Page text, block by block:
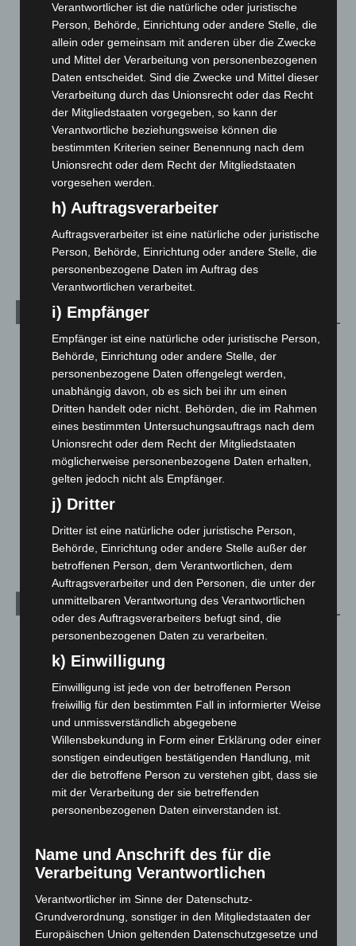
5. August 2026
Mann läuft mit Hockeyschläger über A7 – Polizei sucht
Zeugen
5. August 2026
Celle: Mensch stirbt bei Bagger-Unfall auf Baustelle
5. August 2026
Gasleitung bei McDonald’s-Umbau in Langenhagen
Anklage nach Abschaltung von „Archetyp Market“ erhoben
3. August 2026
Kategorien
Blaulicht
2.799
Corona-News
Hannover und Region
Langenhagen und Ortsteile
Leserbriefe
Menschen
Veranstaltungen
Archiv
August 2026(12)
Juli 2026 (73)
Juni 2026(139)
Mai 2026(99)
April 2026
(99)
März 2026(115)
Februar 2026(109)
Januar 2026(122)
November 2025 (114)
Oktober 2025(112)
September 2025(93)
August 2025(90)
Verantwortlicher ist die natürliche oder juristische
Person, Behörde, Einrichtung oder andere Stelle, die
allein oder gemeinsam mit anderen über die Zwecke
und Mittel der Verarbeitung von personenbezogenen
Daten entscheidet. Sind die Zwecke und Mittel dieser
Verarbeitung durch das Unionsrecht oder das Recht
der Mitgliedstaaten vorgegeben, so kann der
Verantwortliche beziehungsweise können die
bestimmten Kriterien seiner Benennung nach dem
Unionsrecht oder dem Recht der Mitgliedstaaten
vorgesehen werden.
h) Auftragsverarbeiter
Auftragsverarbeiter ist eine natürliche oder juristische
Person, Behörde, Einrichtung oder andere Stelle, die
personenbezogene Daten im Auftrag des
Verantwortlichen verarbeitet.
i) Empfänger
Empfänger ist eine natürliche oder juristische Person,
Behörde, Einrichtung oder andere Stelle, der
personenbezogene Daten offengelegt werden,
unabhängig davon, ob es sich bei ihr um einen
Dritten handelt oder nicht. Behörden, die im Rahmen
eines bestimmten Untersuchungsauftrags nach dem
Unionsrecht oder dem Recht der Mitgliedstaaten
möglicherweise personenbezogene Daten erhalten,
gelten jedoch nicht als Empfänger.
j) Dritter
Dritter ist eine natürliche oder juristische Person,
Behörde, Einrichtung oder andere Stelle außer der
betroffenen Person, dem Verantwortlichen, dem
Auftragsverarbeiter und den Personen, die unter der
unmittelbaren Verantwortung des Verantwortlichen
oder des Auftragsverarbeiters befugt sind, die
personenbezogenen Daten zu verarbeiten.
k) Einwilligung
Einwilligung ist jede von der betroffenen Person
freiwillig für den bestimmten Fall in informierter Weise
und unmissverständlich abgegebene
Willensbekundung in Form einer Erklärung oder einer
sonstigen eindeutigen bestätigenden Handlung, mit
der die betroffene Person zu verstehen gibt, dass sie
mit der Verarbeitung der sie betreffenden
personenbezogenen Daten einverstanden ist.
Name und Anschrift des für die
Verarbeitung Verantwortlichen
Verantwortlicher im Sinne der Datenschutz-
Grundverordnung, sonstiger in den Mitgliedstaaten der
Europäischen Union geltenden Datenschutzgesetze und